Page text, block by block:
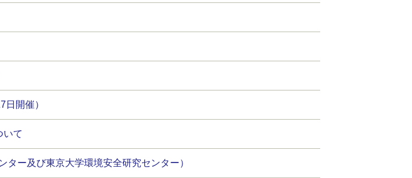
開催）
いて
ー及び東京大学環境安全研究センター）